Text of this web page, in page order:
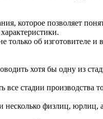
которое позволяет
об изготовителе и
хотя бы одну из
стадии производства
несколько физлиц,